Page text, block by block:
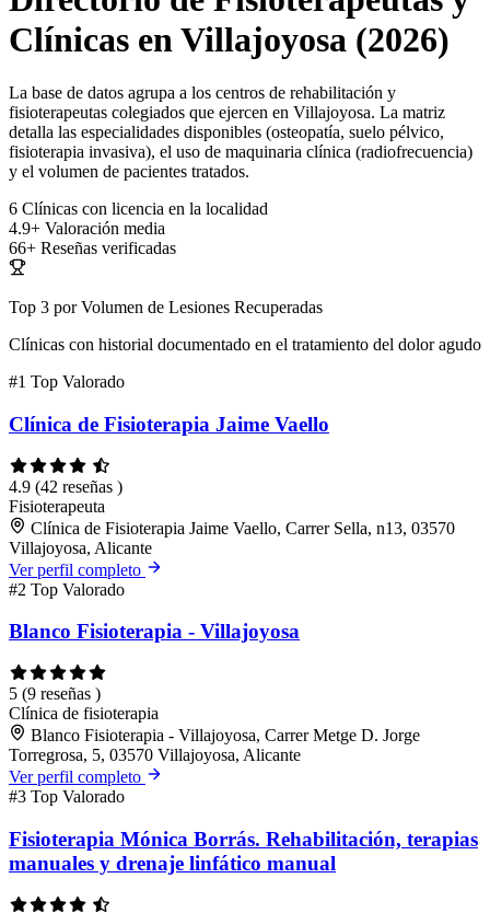
Clínicas en Villajoyosa (2026)
La base de datos agrupa a los centros de rehabilitación y
fisioterapeutas colegiados que ejercen en Villajoyosa. La matriz
detalla las especialidades disponibles (osteopatía, suelo pélvico,
fisioterapia invasiva), el uso de maquinaria clínica (radiofrecuencia)
y el volumen de pacientes tratados.
6 Clínicas con licencia en la localidad
4.9+ Valoración media
66+ Reseñas verificadas
Top 3 por Volumen de Lesiones Recuperadas
Clínicas con historial documentado en el tratamiento del dolor agudo
#1 Top Valorado
Clínica de Fisioterapia Jaime Vaello
4.9 (42 reseñas )
Fisioterapeuta
Clínica de Fisioterapia Jaime Vaello, Carrer Sella, n13, 03570
Villajoyosa, Alicante
Ver perfil completo
#2 Top Valorado
Blanco Fisioterapia - Villajoyosa
5 (9 reseñas )
Clínica de fisioterapia
Blanco Fisioterapia - Villajoyosa, Carrer Metge D. Jorge
Torregrosa, 5, 03570 Villajoyosa, Alicante
Ver perfil completo
#3 Top Valorado
Fisioterapia Mónica Borrás. Rehabilitación, terapias
manuales y drenaje linfático manual